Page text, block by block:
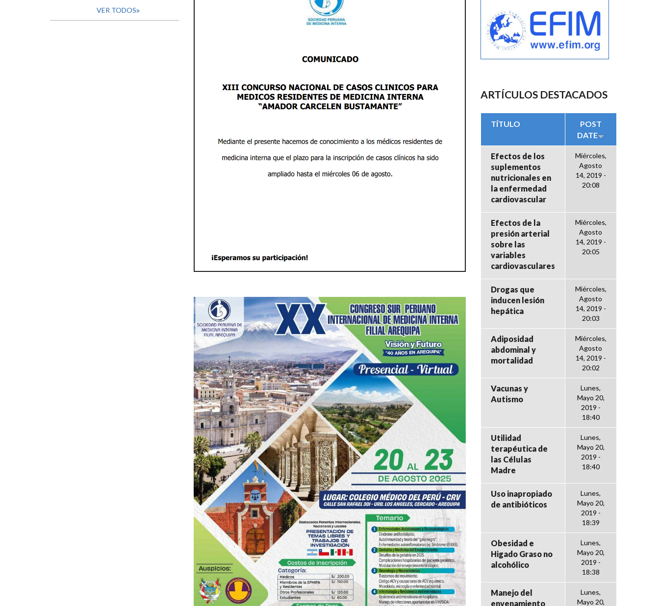
VER TODOS
ARTÍCULOS DESTACADOS
TÍTULO
POST
DATE
Efectos de los
suplementos
nutricionales en
la enfermedad
cardiovascular
Miércoles,
Agosto
14, 2019 -
20:08
Efectos de la
presión arterial
sobre las
variables
cardiovasculares
Miércoles,
Agosto
14, 2019 -
20:05
Drogas que
inducen lesión
hepática
Miércoles,
Agosto
14, 2019 -
20:03
Adiposidad
abdominal y
mortalidad
Miércoles,
Agosto
14, 2019 -
20:02
Vacunas y
Autismo
Lunes,
Mayo 20,
2019 -
18:40
Utilidad
terapéutica de
las Células
Madre
Lunes,
Mayo 20,
2019 -
18:40
Uso inapropiado
de antibióticos
Lunes,
Mayo 20,
2019 -
18:39
Obesidad e
Higado Graso no
alcohólico
Lunes,
Mayo 20,
2019 -
18:38
Manejo del
envenamiento
Lunes,
Mayo 20,